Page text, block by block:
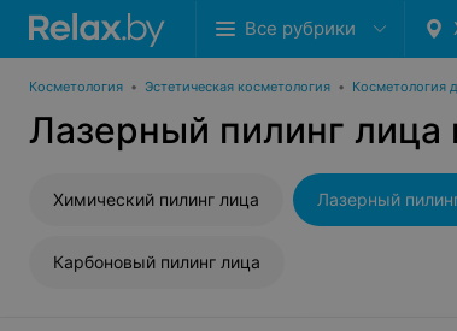
Все рубрики
Косметология • Эстетическая косметология • Косметология
Лазерный пилинг
Химический пилинг лица Лазерный
Карбоновый пилинг лица